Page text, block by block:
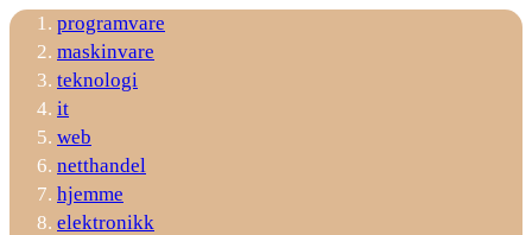
programvare
maskinvare
teknologi
it
web
netthandel
hjemme
elektronikk